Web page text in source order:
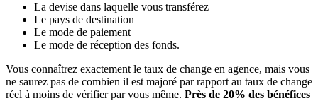
La devise dans laquelle vous transférez
Le pays de destination
Le mode de paiement
Le mode de réception des fonds.
Vous connaîtrez exactement le taux de change en agence, mais vous
ne saurez pas de combien il est majoré par rapport au taux de change
réel à moins de vérifier par vous même. Près de 20% des bénéfices